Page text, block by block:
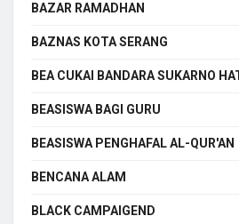
BAZAR RAMADHAN
BAZNAS KOTA SERANG
BEA CUKAI BANDARA SUKARNO
BEASISWA BAGI GURU
BEASISWA PENGHAFAL AL-QUR'AN
BENCANA ALAM
BLACK CAMPAIGEND